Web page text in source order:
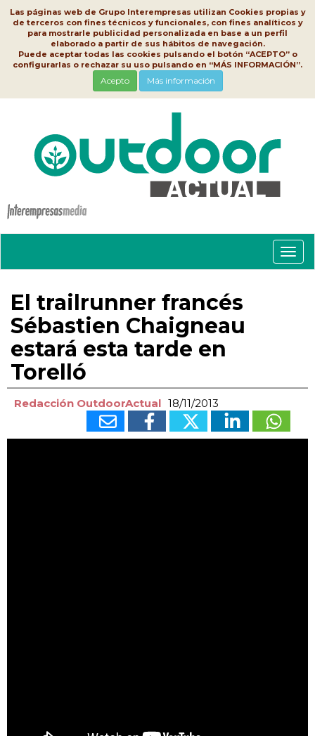
Las páginas web de Grupo Interempresas utilizan Cookies propias y
de terceros con fines técnicos y funcionales, con fines analíticos y
para mostrarle publicidad personalizada en base a un perfil
elaborado a partir de sus hábitos de navegación.
Puede aceptar todas las cookies pulsando el botón “ACEPTO” o
configurarlas o rechazar su uso pulsando en “MÁS INFORMACIÓN”.
Acepto Más información
El trailrunner francés
Sébastien Chaigneau
estará esta tarde en
Torelló
Redacción OutdoorActual 18/11/2013